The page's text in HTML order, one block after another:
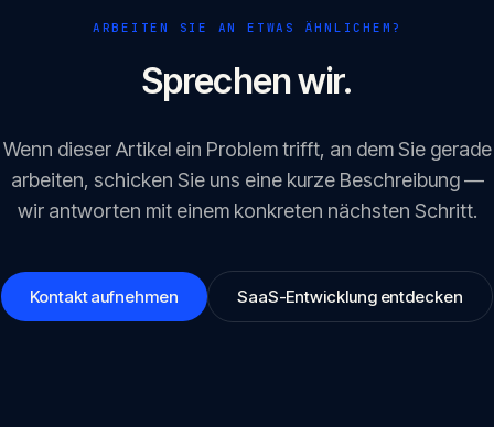
ARBEITEN SIE AN ETWAS ÄHNLICHEM?
Sprechen wir.
Wenn dieser Artikel ein Problem trifft, an dem Sie gerade
arbeiten, schicken Sie uns eine kurze Beschreibung —
wir antworten mit einem konkreten nächsten Schritt.
Kontakt aufnehmen SaaS-Entwicklung entdecken